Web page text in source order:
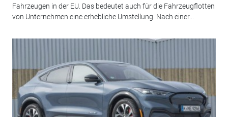
Fahrzeugen in der EU. Das bedeutet auch für die Fahrzeugflotten
von Unternehmen eine erhebliche Umstellung. Nach einer...